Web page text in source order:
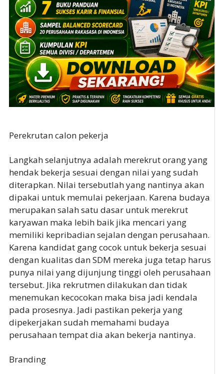
Perekrutan calon pekerja
Langkah selanjutnya adalah merekrut orang yang
hendak bekerja sesuai dengan nilai yang sudah
diterapkan. Nilai tersebutlah yang nantinya akan
dipakai untuk memulai pekerjaan. Karena budaya
merupakan salah satu dasar untuk merekrut
karyawan maka lebih baik jika mencari yang
memiliki kepribadian sejalan dengan perusahaan.
Karena kandidat gang cocok untuk bekerja sesuai
dengan kualitas dan SDM mereka juga tetap harus
punya nilai yang dijunjung tinggi oleh perusahaan
tersebut. Jika rekrutmen dilakukan dan tidak
menemukan kecocokan maka bisa jadi kendala
pada prosesnya. Jadi pastikan pekerja yang
dipekerjakan sudah memahami budaya
perusahaan tempat dia akan bekerja nantinya.
Branding